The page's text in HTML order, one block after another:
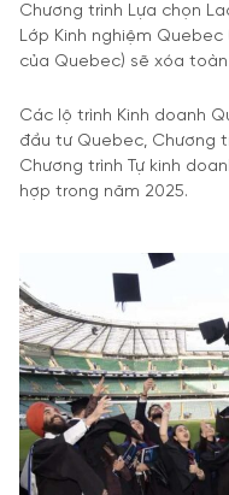
Chương trình Lựa chọn
Lớp Kinh nghiệm Quebec
của Quebec) sẽ xóa
Các lộ trình Kinh doanh
đầu tư Quebec, Chương
Chương trình Tự kinh
hợp trong năm 2025.